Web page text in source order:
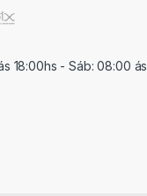
18:00hs - Sáb: 08:00 ás